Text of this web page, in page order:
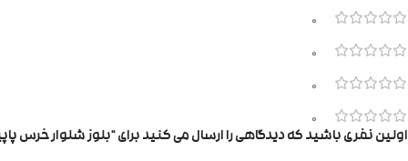
0
0
0
0
اولین نفری باشید که دیدگاهی را ارسال می کنید برای “بلوز شلوار خرس